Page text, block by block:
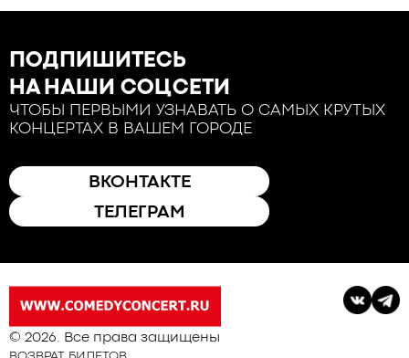
ПОДПИШИТЕСЬ
НА НАШИ СОЦСЕТИ
ЧТОБЫ ПЕРВЫМИ УЗНАВАТЬ О САМЫХ КРУТЫХ
КОНЦЕРТАХ В ВАШЕМ ГОРОДЕ
ВКОНТАКТЕ
ТЕЛЕГРАМ
© 2026. Все права защищены